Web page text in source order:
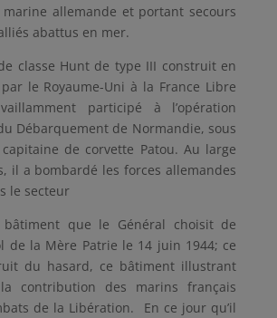
allemande et portant secours
abattus en mer.
classe Hunt de type III construit en
le Royaume-Uni à la France Libre
participé à l’opération
Débarquement de Normandie, sous
de corvette Patou. Au large
il a bombardé les forces allemandes
le secteur
bâtiment que le Général choisit de
de la Mère Patrie le 14 juin 1944; ce
du hasard, ce bâtiment illustrant
contribution des marins français
de la Libération. En ce jour qu’il